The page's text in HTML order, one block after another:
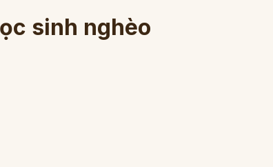
sinh nghèo